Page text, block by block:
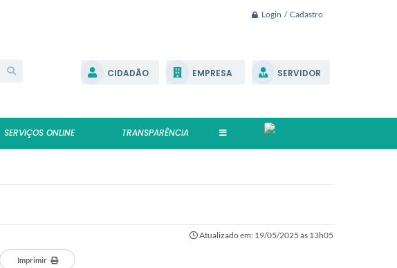
Login / Cadastro
CIDADÃO EMPRESA SERVIDOR
SERVIÇOS ONLINE TRANSPARÊNCIA
Atualizado em: 19/05/2025 às 13h05
Imprimir